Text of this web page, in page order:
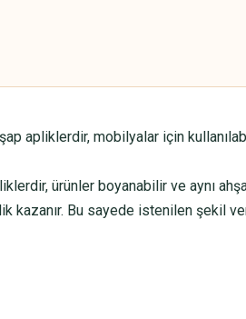
apliklerdir, mobilyalar için
ürünler boyanabilir ve aynı
kazanır. Bu sayede istenilen şekil